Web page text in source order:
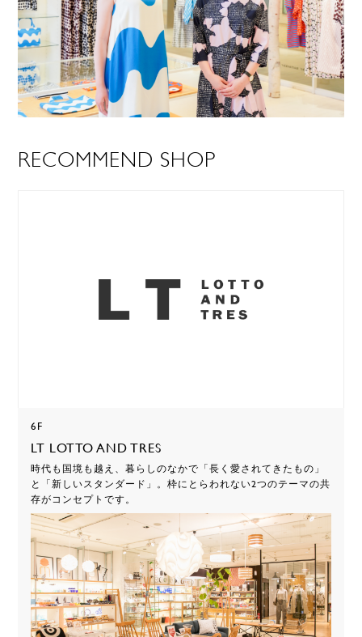
RECOMMEND SHOP
6F
LT LOTTO AND TRES
時代も国境も越え、暮らしのなかで「長く愛されてきたもの」
と「新しいスタンダード」。枠にとらわれない2つのテーマの共
存がコンセプトです。